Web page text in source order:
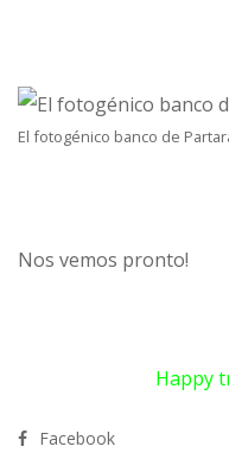
El fotogénico banco de
Nos vemos pronto!
Happy
Facebook